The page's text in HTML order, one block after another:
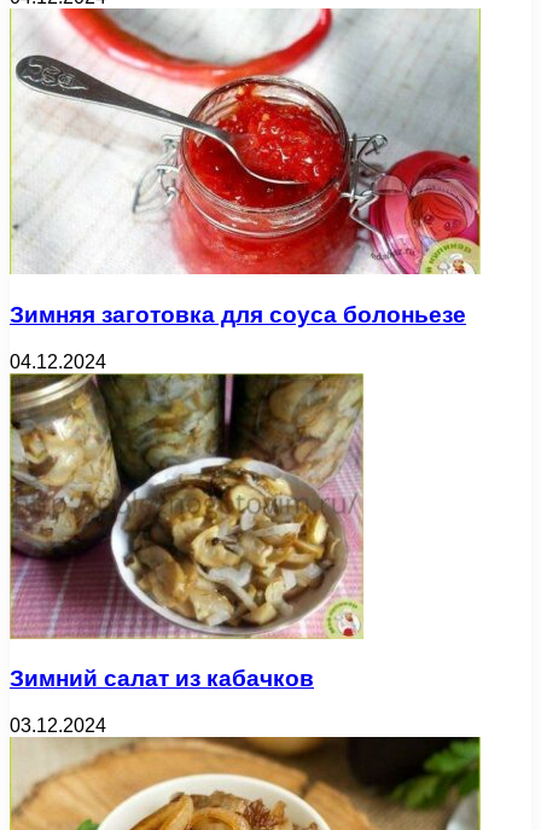
Зимняя заготовка для соуса болоньезе
04.12.2024
Зимний салат из кабачков
03.12.2024